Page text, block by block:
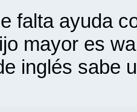
falta ayuda
mayor es
inglés sabe